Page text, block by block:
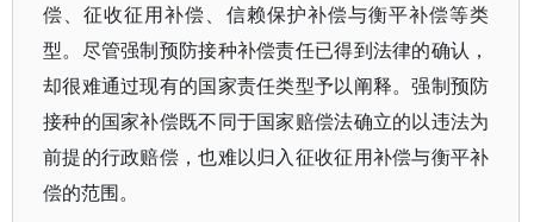
偿、征收征用补偿、信赖保护补偿与衡平补偿等类
型。尽管强制预防接种补偿责任已得到法律的确认，
却很难通过现有的国家责任类型予以阐释。强制预防
接种的国家补偿既不同于国家赔偿法确立的以违法为
前提的行政赔偿，也难以归入征收征用补偿与衡平补
偿的范围。